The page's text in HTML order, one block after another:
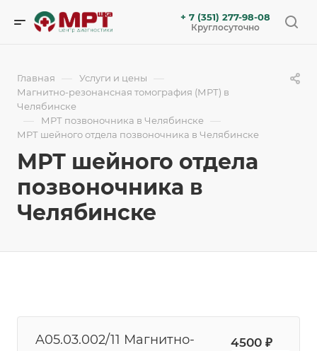
+ 7 (351) 277-98-08
Круглосуточно
Главная — Услуги и цены —
Магнитно-резонансная томография (МРТ) в
Челябинске
— МРТ позвоночника в Челябинске —
МРТ шейного отдела позвоночника в Челябинске
МРТ шейного отдела
позвоночника в
Челябинске
A05.03.002/11 Магнитно-
4500 ₽